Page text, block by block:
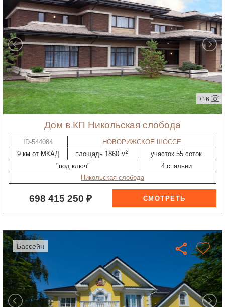
+16
дом в КП Никольская слобода
ID-544084
НОВОРИЖСКОЕ ШОССЕ
9 км от МКАД
площадь 1860 м2
участок 55 соток
"под ключ"
4 спальни
Никольская слобода
698 415 250 ₽
бассейн